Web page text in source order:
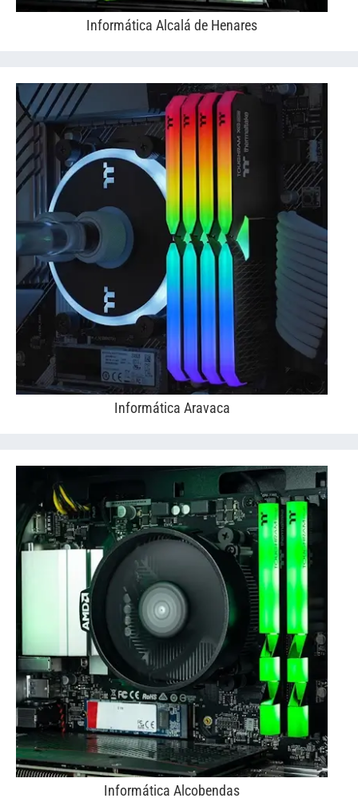
Informática Alcalá de Henares
Informática Aravaca
Informática Alcobendas